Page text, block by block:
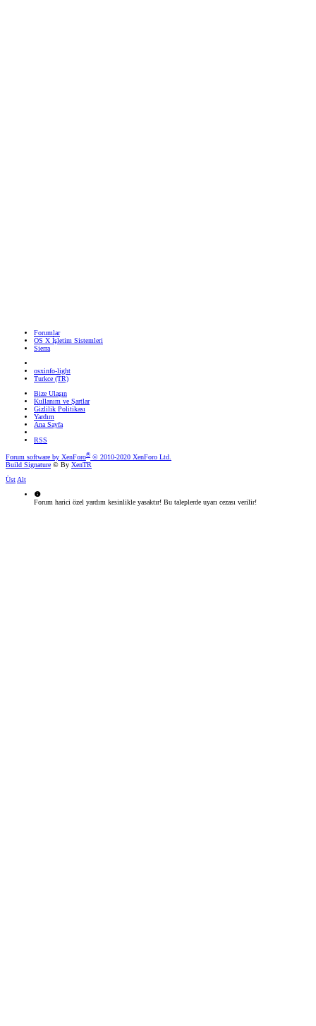
Forumlar
OS X İşletim Sistemleri
Sierra
osxinfo-light
Turkce (TR)
Bize Ulaşın
Kullanım ve Şartlar
Gizlilik Politikası
Yardım
Ana Sayfa
RSS
Forum software by XenForo® © 2010-2020 XenForo Ltd.
Build Signature © By XenTR
Üst Alt
Forum harici özel yardım kesinlikle yasaktır! Bu taleplerde uyarı cezası verilir!